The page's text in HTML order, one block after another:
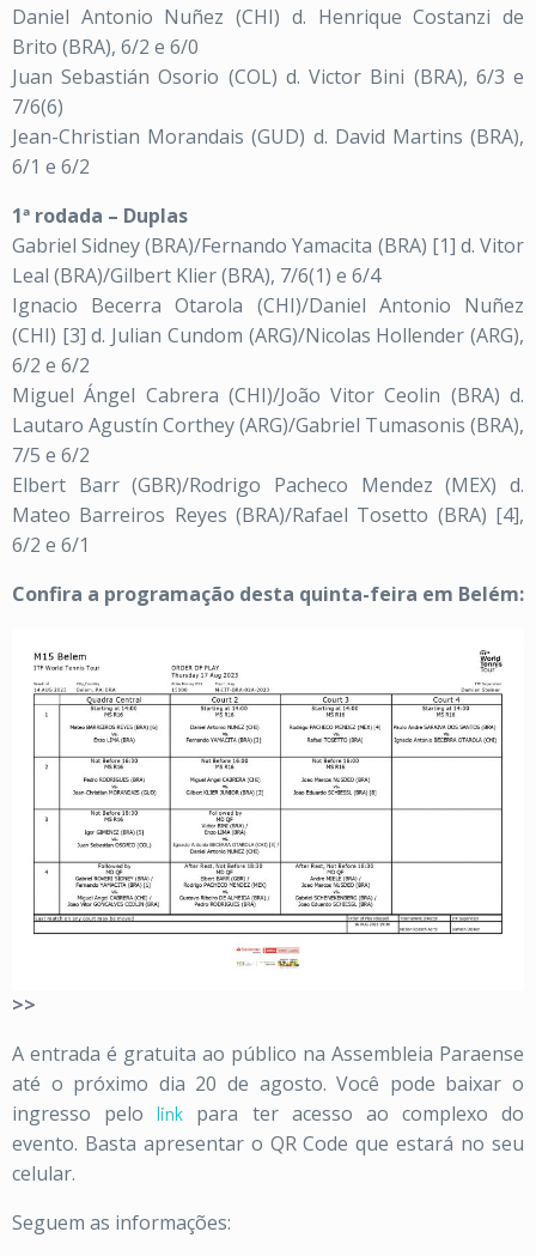
Daniel Antonio Nuñez (CHI) d. Henrique Costanzi de
Brito (BRA), 6/2 e 6/0
Juan Sebastián Osorio (COL) d. Victor Bini (BRA), 6/3 e
7/6(6)
Jean-Christian Morandais (GUD) d. David Martins (BRA),
6/1 e 6/2
1ª rodada – Duplas
Gabriel Sidney (BRA)/Fernando Yamacita (BRA) [1] d. Vitor
Leal (BRA)/Gilbert Klier (BRA), 7/6(1) e 6/4
Ignacio Becerra Otarola (CHI)/Daniel Antonio Nuñez
(CHI) [3] d. Julian Cundom (ARG)/Nicolas Hollender (ARG),
6/2 e 6/2
Miguel Ángel Cabrera (CHI)/João Vitor Ceolin (BRA) d.
Lautaro Agustín Corthey (ARG)/Gabriel Tumasonis (BRA),
7/5 e 6/2
Elbert Barr (GBR)/Rodrigo Pacheco Mendez (MEX) d.
Mateo Barreiros Reyes (BRA)/Rafael Tosetto (BRA) [4],
6/2 e 6/1
Confira a programação desta quinta-feira em Belém:
>>
A entrada é gratuita ao público na Assembleia Paraense
até o próximo dia 20 de agosto. Você pode baixar o
ingresso pelolink para ter acesso ao complexo do
evento. Basta apresentar o QR Code que estará no seu
celular.
Seguem as informações: